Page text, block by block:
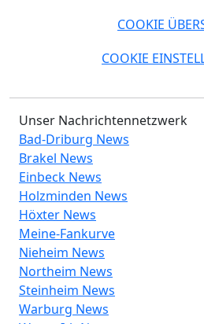
COOKIE
COOKIE
Unser Nachrichtennetzwerk
Bad-Driburg News
Brakel News
Einbeck News
Holzminden News
Höxter News
Meine-Fankurve
Nieheim News
Northeim News
Steinheim News
Warburg News